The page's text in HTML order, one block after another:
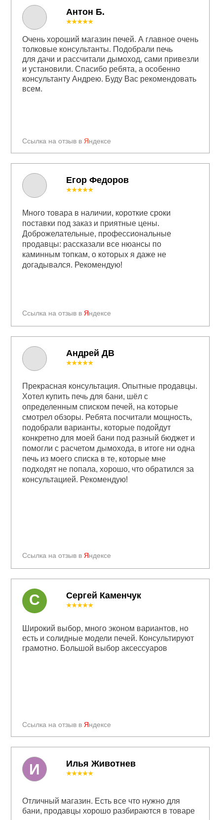
Антон Б.
Ссылка на отзыв в Яндексе
★★★★★
Очень хороший магазин печей. А главное очень
толковые консультанты. Подобрали печь
для дачи и рассчитали дымоход, сами привезли
и установили. Спасибо ребята, а особенно
консультанту Андрею. Буду Вас рекомендовать
всем.
Егор Федоров
Ссылка на отзыв в Яндексе
★★★★★
Много товара в наличии, короткие сроки
поставки под заказ и приятные цены.
Доброжелательные, профессиональные
продавцы: рассказали все нюансы по
каминным топкам, о которых я даже не
догадывался. Рекомендую!
Андрей ДВ
Ссылка на отзыв в Яндексе
★★★★★
Прекрасная консультация. Опытные продавцы.
Хотел купить печь для бани, шёл с
определенным списком печей, на которые
смотрел обзоры. Ребята посчитали мощность,
подобрали варианты, которые подойдут
конкретно для моей бани под разный бюджет и
помогли с расчетом дымохода, в итоге ни одна
печь из моего списка в те, которые мне
подходят не попала, хорошо, что обратился за
консультацией. Рекомендую!
Сергей Каменчук
Ссылка на отзыв в Яндексе
★★★★★
Широкий выбор, много эконом вариантов, но
есть и солидные модели печей. Консультируют
грамотно. Большой выбор аксессуаров
С
Илья Животнев
★★★★★
Отличный магазин. Есть все что нужно для
бани, продавцы хорошо разбираются в товаре
И